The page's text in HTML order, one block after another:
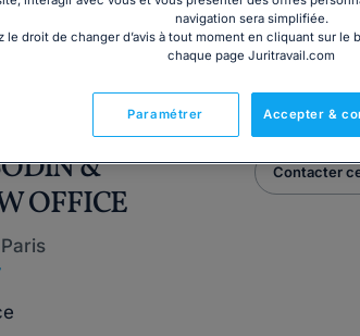
d'expérience, ce sont ma réactivité et
mon cabinet, outre mon...
&
OFFICE
Contacter
navigation sera simplifiée.
le droit de changer d’avis à tout moment en cliquant sur le
chaque page Juritravail.com
Accepter &
Paramétrer